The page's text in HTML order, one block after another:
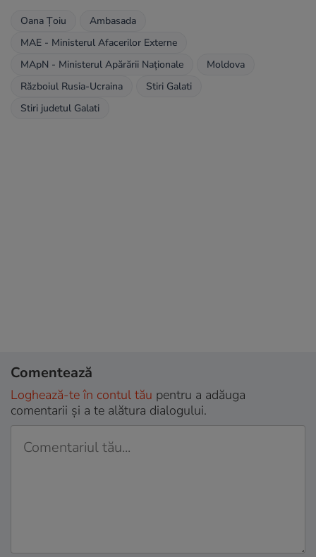
Oana Țoiu
Ambasada
MAE - Ministerul Afacerilor Externe
MApN - Ministerul Apărării Naționale
Moldova
Războiul Rusia-Ucraina
Stiri Galati
Stiri judetul Galati
Comentează
Loghează-te în contul tău pentru a adăuga
comentarii și a te alătura dialogului.